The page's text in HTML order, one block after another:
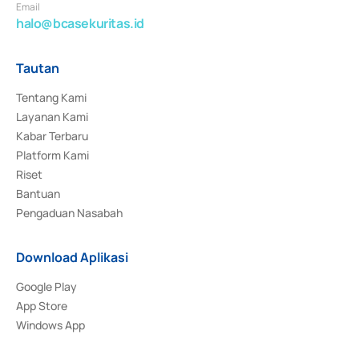
Email
halo@bcasekuritas.id
Tautan
Tentang Kami
Layanan Kami
Kabar Terbaru
Platform Kami
Riset
Bantuan
Pengaduan Nasabah
Download Aplikasi
Google Play
App Store
Windows App